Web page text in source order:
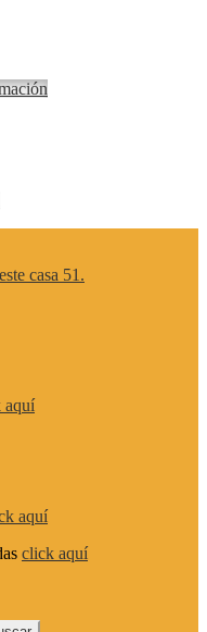
casa 51.
aquí
aquí
click aquí